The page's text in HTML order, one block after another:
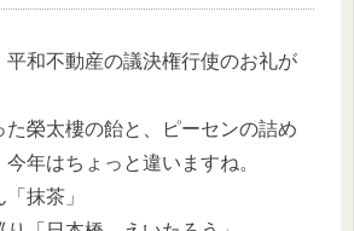
平和不動産の議決権行使のお礼が
た榮太樓の飴と、ピーセンの詰め
年はちょっと違いますね。
抹茶」